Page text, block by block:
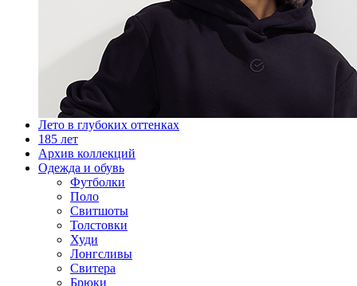
Лето в глубоких оттенках
185 лет
Архив коллекций
Одежда и обувь
Футболки
Поло
Свитшоты
Толстовки
Худи
Лонгсливы
Свитера
Брюки